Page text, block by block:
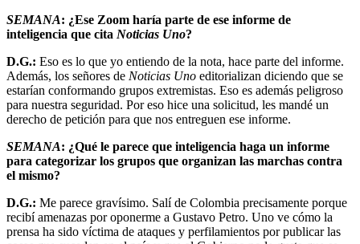
SEMANA: ¿Ese Zoom haría parte de ese informe de
inteligencia que cita Noticias Uno?
D.G.: Eso es lo que yo entiendo de la nota, hace parte del informe.
Además, los señores de Noticias Uno editorializan diciendo que se
estarían conformando grupos extremistas. Eso es además peligroso
para nuestra seguridad. Por eso hice una solicitud, les mandé un
derecho de petición para que nos entreguen ese informe.
SEMANA: ¿Qué le parece que inteligencia haga un informe
para categorizar los grupos que organizan las marchas contra
el mismo?
D.G.: Me parece gravísimo. Salí de Colombia precisamente porque
recibí amenazas por oponerme a Gustavo Petro. Uno ve cómo la
prensa ha sido víctima de ataques y perfilamientos por publicar las